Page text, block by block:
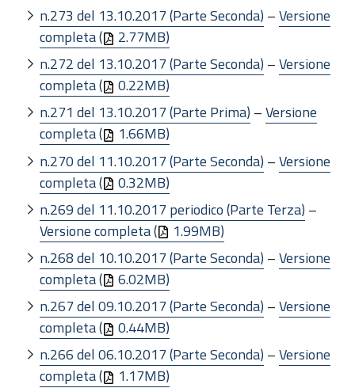
n.273 del 13.10.2017 (Parte Seconda) –Versione
completa (
2.77MB)
n.272 del 13.10.2017 (Parte Seconda) –Versione
completa (
0.22MB)
n.271 del 13.10.2017 (Parte Prima) –Versione
completa (
1.66MB)
n.270 del 11.10.2017 (Parte Seconda) –Versione
completa (
0.32MB)
n.269 del 11.10.2017 periodico (Parte Terza) –
Versione completa (
1.99MB)
n.268 del 10.10.2017 (Parte Seconda) –Versione
completa (
6.02MB)
n.267 del 09.10.2017 (Parte Seconda) –Versione
completa (
0.44MB)
n.266 del 06.10.2017 (Parte Seconda) –Versione
completa (
1.17MB)